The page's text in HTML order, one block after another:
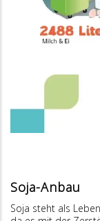
Soja-Anbau
Soja steht als